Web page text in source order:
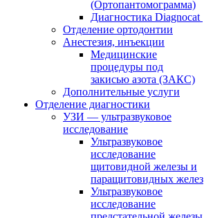
(Ортопантомограмма)
Диагностика Diagnocat
Отделение ортодонтии
Анестезия, инъекции
Медицинские
процедуры под
закисью азота (ЗАКС)
Дополнительные услуги
Отделение диагностики
УЗИ — ультразвуковое
исследование
Ультразвуковое
исследование
щитовидной железы и
паращитовидных желез
Ультразвуковое
исследование